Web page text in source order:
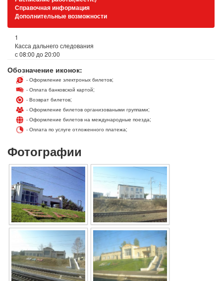
Справочная информация
Дополнительные возможности
1
Касса дальнего следования
с 08:00 до 20:00
Обозначение иконок:
- Оформление электроных билетов;
- Оплата банковской картой;
- Возврат билетов;
- Оформление билетов организоваными группами;
- Оформление билетов на международные поезда;
- Оплата по услуге отложенного платежа;
Фотографии